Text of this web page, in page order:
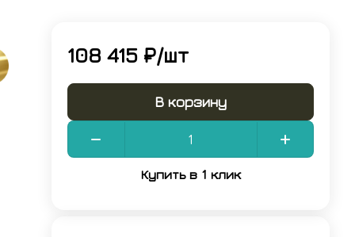
108 415 ₽/шт
В корзину
Купить в 1 клик